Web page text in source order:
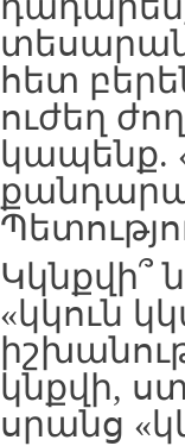
հետ
ուժեղ
կապենք.
Կկնքվի՞
«կկուն
կնքվի,
սրանց